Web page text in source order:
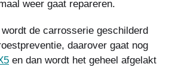
weer gaat repareren.
de carrosserie geschilderd
daarover gaat nog
en dan wordt het geheel afgelakt